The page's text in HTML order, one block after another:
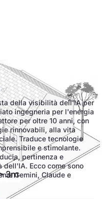
della visibilità dell'IA per
ingegneria per l'energia
per oltre 10 anni, con
rinnovabili, alla vita
Traduce tecnologie
e stimolante.
pertinenza e
Ecco come sono
Gemini, Claude e